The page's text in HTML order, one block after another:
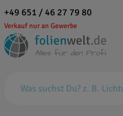
+49 651 / 46 27 79 80
Verkauf nur an Gewerbe